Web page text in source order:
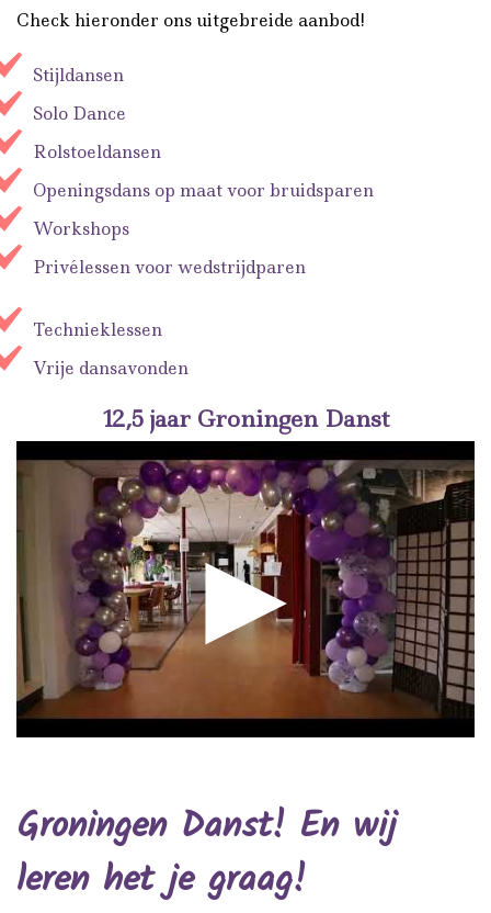
Check hieronder ons uitgebreide aanbod!
Stijldansen
Solo Dance
Rolstoeldansen
Openingsdans op maat voor bruidsparen
Workshops
Privélessen voor wedstrijdparen
Technieklessen
Vrije dansavonden
12,5 jaar Groningen Danst
Groningen Danst! En wij
leren het je graag!